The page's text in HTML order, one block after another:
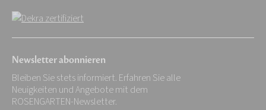
Newsletter abonnieren
Bleiben Sie stets informiert. Erfahren Sie alle
Neuigkeiten und Angebote mit dem
ROSENGARTEN-Newsletter.